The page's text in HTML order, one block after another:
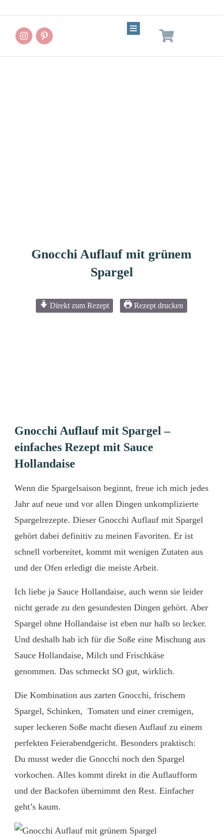
Gnocchi Auflauf mit grünem
Spargel
Direkt zum Rezept Rezept drucken
Gnocchi Auflauf mit Spargel –
einfaches Rezept mit Sauce
Hollandaise
Wenn die Spargelsaison beginnt, freue ich mich jedes
Jahr auf neue und vor allen Dingen unkomplizierte
Spargelrezepte. Dieser Gnocchi Auflauf mit Spargel
gehört dabei definitiv zu meinen Favoriten. Er ist
schnell vorbereitet, kommt mit wenigen Zutaten aus
und der Ofen erledigt die meiste Arbeit.
Ich liebe ja Sauce Hollandaise, auch wenn sie leider
nicht gerade zu den gesundesten Dingen gehört. Aber
Spargel ohne Hollandaise ist eben nur halb so lecker.
Und deshalb hab ich für die Soße eine Mischung aus
Sauce Hollandaise, Milch und Frischkäse
genommen. Das schmeckt SO gut, wirklich.
Die Kombination aus zarten Gnocchi, frischem
Spargel, Schinken, Tomaten und einer cremigen,
super leckeren Soße macht diesen Auflauf zu einem
perfekten Feierabendgericht. Besonders praktisch:
Du musst weder die Gnocchi noch den Spargel
vorkochen. Alles kommt direkt in die Auflaufform
und der Backofen übernimmt den Rest. Einfacher
geht’s kaum.